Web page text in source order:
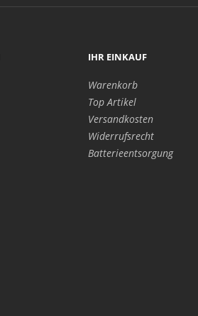
IHR EINKAUF
Warenkorb
Top Artikel
Versandkosten
Widerrufsrecht
Batterieentsorgung